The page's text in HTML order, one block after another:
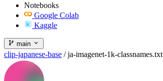
Notebooks
Google Colab
Kaggle
main
clip-japanese-base / ja-imagenet-1k-classnames.txt